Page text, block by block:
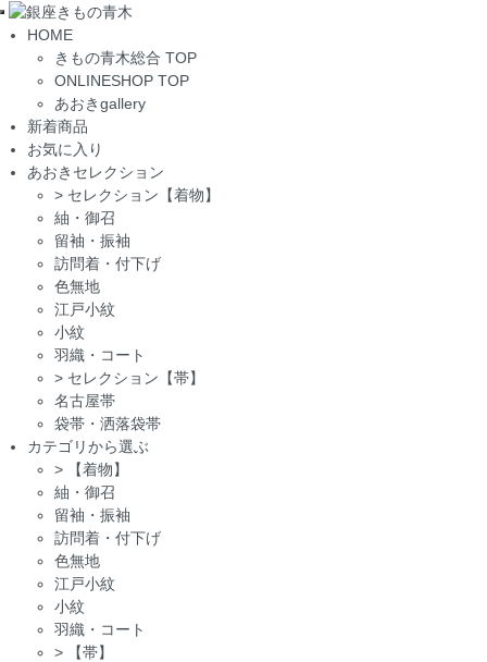
Toggle
navigation
HOME
きもの青木総合 TOP
ONLINESHOP TOP
あおきgallery
新着商品
お気に入り
あおきセレクション
> セレクション【着物】
紬・御召
留袖・振袖
訪問着・付下げ
色無地
江戸小紋
小紋
羽織・コート
> セレクション【帯】
名古屋帯
袋帯・洒落袋帯
カテゴリから選ぶ
>
【着物】
紬・御召
留袖・振袖
訪問着・付下げ
色無地
江戸小紋
小紋
羽織・コート
>
【帯】